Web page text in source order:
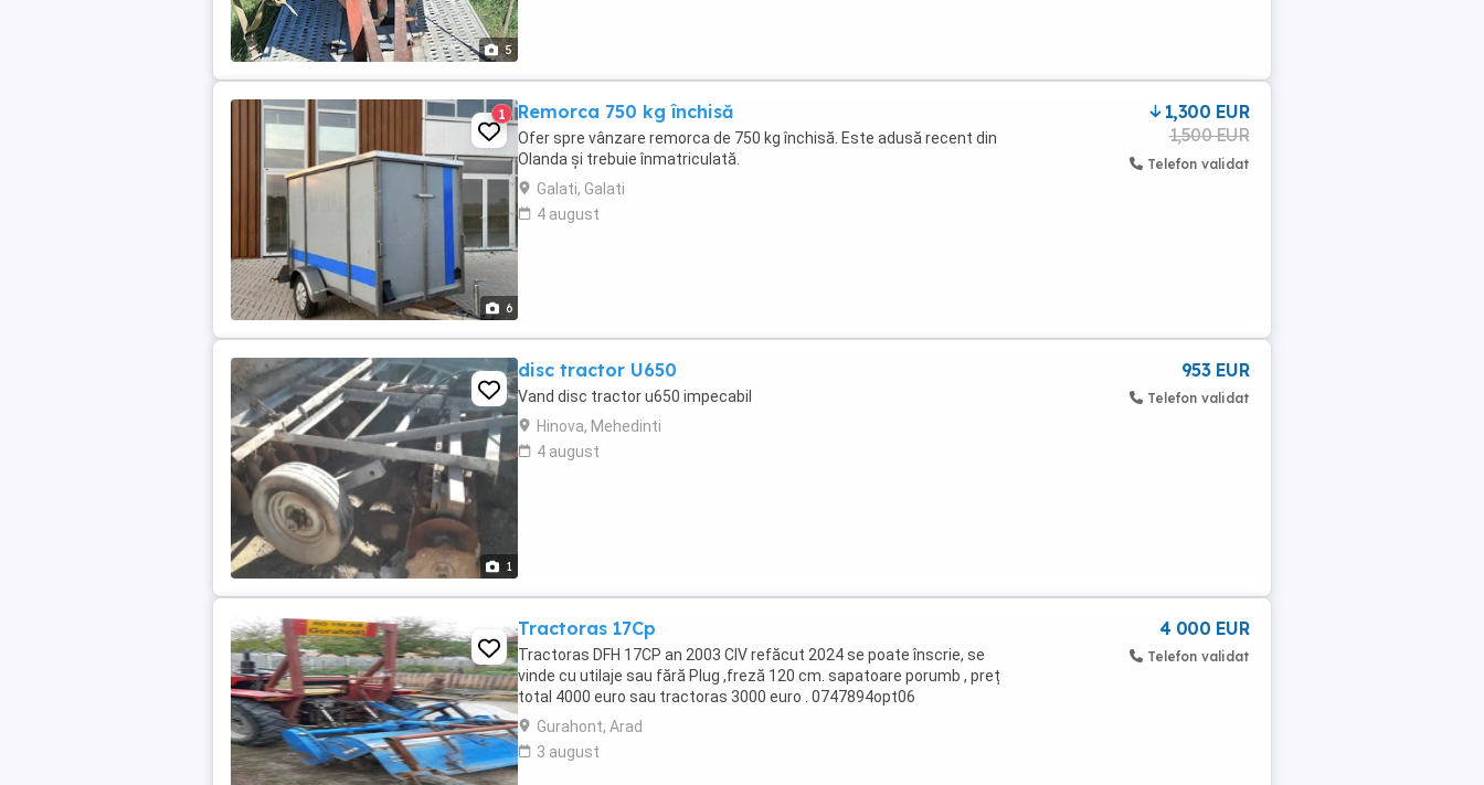
5
6
1 Remorca 750 kg închisă
Ofer spre vânzare remorca de 750 kg închisă. Este adusă recent din
Olanda și trebuie înmatriculată.
Galati, Galati
4 august
1,300 EUR
1,500 EUR
Telefon validat
1
disc tractor U650
Vand disc tractor u650 impecabil
Hinova, Mehedinti
4 august
953 EUR
Telefon validat
Tractoras 17Cp
Tractoras DFH 17CP an 2003 CIV refăcut 2024 se poate înscrie, se
vinde cu utilaje sau fără Plug ,freză 120 cm. sapatoare porumb , preț
total 4000 euro sau tractoras 3000 euro . 0747894opt06
Gurahont, Arad
3 august
4 000 EUR
Telefon validat